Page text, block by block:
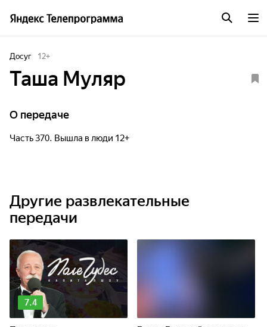
Досуг 12+
Таша Муляр
О передаче
Часть 370. Вышла в люди 12+
Другие развлекательные
передачи
7.4